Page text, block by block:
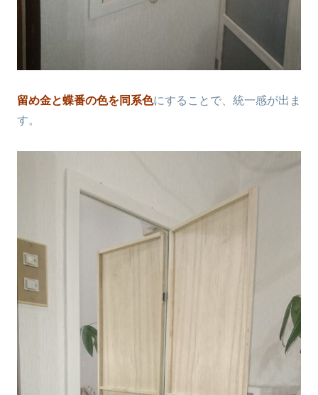
留め金と蝶番の色を同系色にすることで、統一感が出ま
す。